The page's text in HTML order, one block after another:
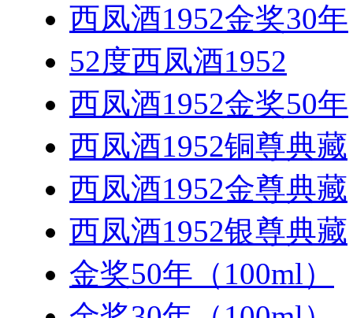
西凤酒1952金奖30年
52度西凤酒1952
西凤酒1952金奖50年
西凤酒1952铜尊典藏
西凤酒1952金尊典藏
西凤酒1952银尊典藏
金奖50年（100ml）